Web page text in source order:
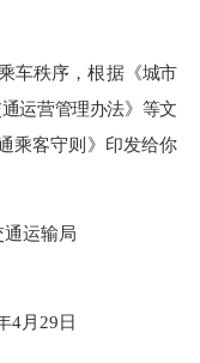
车秩序，根据《城市
运营管理办法》等文
乘客守则》印发给你
运输局
4月29日